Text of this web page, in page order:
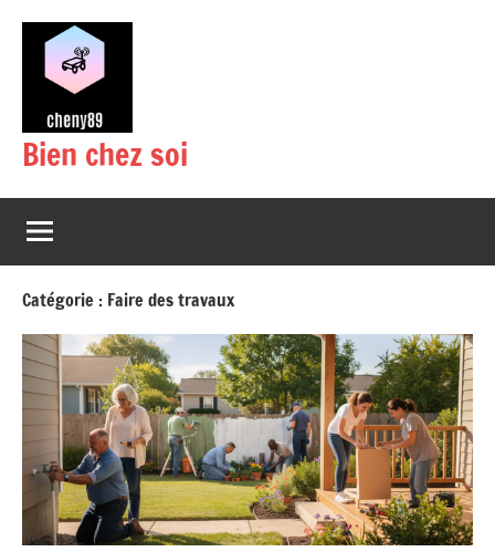
contenu
Bien chez soi
Catégorie : Faire des travaux